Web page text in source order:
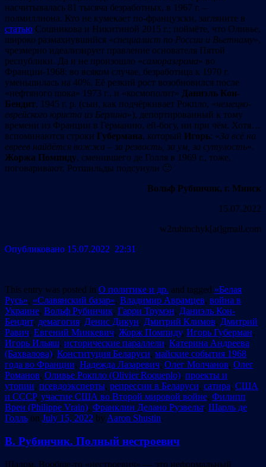
насчитывалась 81 тысяча безработных, в 1967 г. –
полмиллиона. Кто не кумекает по-французски, загляните в
cтатью Сошникова и Никитиной 2015 г.; поймёте, что Оливье,
широко размахнувшийся «специалист по России и Вьетнаму»,
чрезмерно идеализирует правление основателя Пятой
республики. Да и не произошло «саморазгрома» во
Франции-1968: во всяком случае, безработица к 1970 г.
уменьшилась на 40%. Её резкий рост возобновился после
«нефтяного шока» 1973 г., и «космополит» Даниэль Кон-
Бендит, 1945 г. р. (сын, как подчёркивает Рокпло, «немецко-
еврейского юриста из Берлина»), депортированный к тому
времени из Франции в Германию, ей-богу, ни при чём. Хотя…
вспоминаются строки Губермана, который Игорь: «За всё на
евреев найдётся вожжа – за резвость, за ум, за сутулость».
Жоржа Помпиду, сменившего де Голля в 1969 г., тоже,
поговаривают, Ротшильды подсунули 🙂
Вольф Рубинчик, г. Минск
15.07.2022
w2rubinchyk[at]gmail.com
Опубликовано 15.07.2022 22:31
This entry was posted in О политике и др. and tagged «Белая
Русь», «Славянский базар», Владимир Аврамцев, война в
Украине, Вольф Рубинчик, Гарри Трумэн, Даниэль Кон-
Бендит, демагогия, Денис Дикун, Дмитрий Климов, Дмитрий
Равич, Евгений Минкевич, Жорж Помпиду, Игорь Губерман,
Игорь Ильяш, исторические параллели, Катерина Андреева
(Бахвалова), Конституция Беларуси, майские события 1968
года во Франции, Надежда Лазаревич, Олег Молчанов, Олег
Романов, Оливье Рокпло (Olivier Roqueplo), проекты и
утопии, псевдоэксперты, репрессии в Беларуси, сатира, США
и СССР, участие США во Второй мировой войне, Филипп
Врен (Philippe Vrain), Франклин Делано Рузвельт, Шарль де
Голль on July 15, 2022 by Aaron Shustin.
В. Рубинчик. Полный нестроевич
Шалом. Вообще-то «нестроевич» — это неформальный